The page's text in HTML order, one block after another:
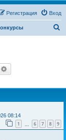
Вход
Регистрация
08:14
1 6 7 8 9